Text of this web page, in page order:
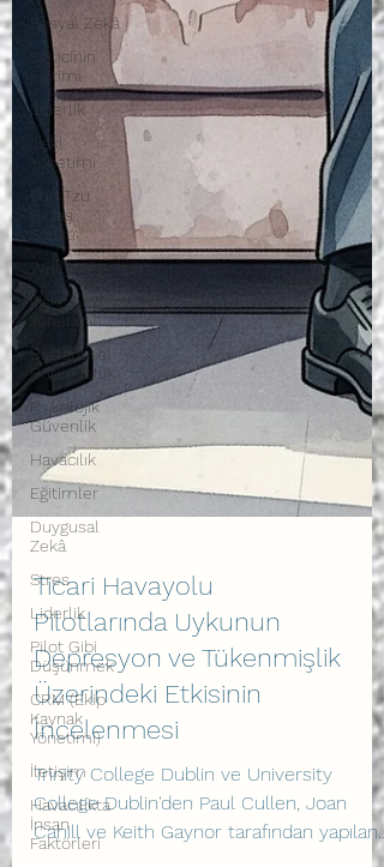
Sosyal Zekâ
Eğiticinin
Eğitimi
Liderlik
İlişki
Yönetimi
Sun Tzu
Savaş
Sanatı
Wellbeing
İlişki
Yönetimi
Bağlantısal
Bütünsellik
Psikolojik
Güvenlik
Havacılık
Eğitimler
Duygusal
Zekâ
Stres
Liderlik
Pilot Gibi
Düşünmek
CRM (Ekip
Kaynak
Yönetimi)
İletişim
Havacılıkta
İnsan
Faktörleri
Ticari Havayolu
Pilotlarında Uykunun
Depresyon ve Tükenmişlik
Üzerindeki Etkisinin
İncelenmesi
Trinity College Dublin ve University
College Dublin'den Paul Cullen, Joan